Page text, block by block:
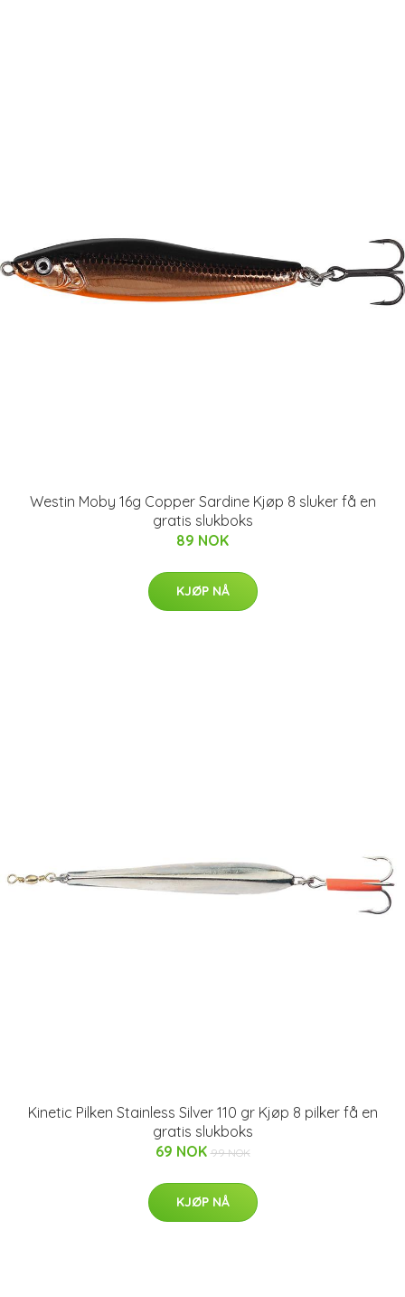
Westin Moby 16g Copper Sardine Kjøp 8 sluker få en
gratis slukboks
89 NOK
KJØP NÅ
Kinetic Pilken Stainless Silver 110 gr Kjøp 8 pilker få en
gratis slukboks
69 NOK 99 NOK
KJØP NÅ